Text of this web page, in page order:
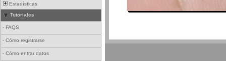
Estadísticas
Tutoriales
- FAQS
- Cómo registrarse
- Cómo entrar datos